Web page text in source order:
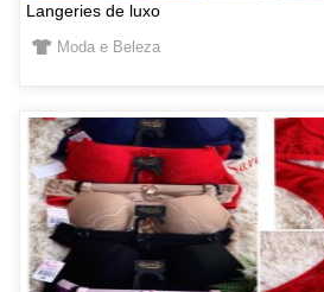
Langeries de luxo
Moda e Beleza